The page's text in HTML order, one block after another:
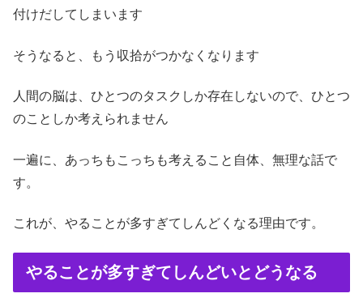
付けだしてしまいます
そうなると、もう収拾がつかなくなります
人間の脳は、ひとつのタスクしか存在しないので、ひとつ
のことしか考えられません
一遍に、あっちもこっちも考えること自体、無理な話で
す。
これが、やることが多すぎてしんどくなる理由です。
やることが多すぎてしんどいとどうなる